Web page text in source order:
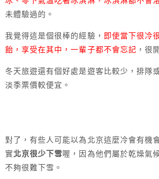
未體驗過的。
我覺得這是個很棒的經驗， 即使當下很冷
飴，享受在其中，一輩子都不會忘記 ，很
冬天旅遊還有個好處是遊客比較少，排隊
淡季票價較便宜。
對了，有些人可能以為北京這麼冷會有機
實北京很少下雪喔，因為他們屬於乾燥氣
不夠很難下雪。